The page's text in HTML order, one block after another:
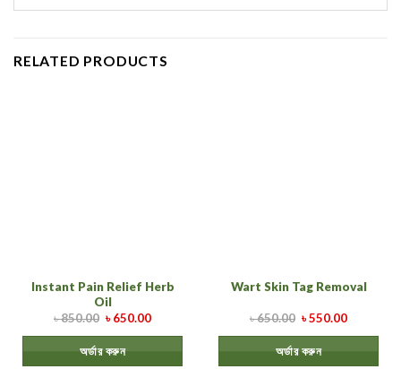
RELATED PRODUCTS
Instant Pain Relief Herb
Oil
৳850.00 ৳650.00
অর্ডার করুন
Wart Skin Tag Removal
৳650.00 ৳550.00
অর্ডার করুন